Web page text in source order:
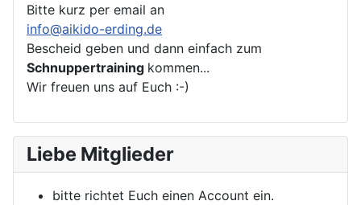
Bitte kurz per email an
info@aikido-erding.de
Bescheid geben und dann einfach zum
Schnuppertraining kommen...
Wir freuen uns auf Euch :-)
Liebe Mitglieder
bitte richtet Euch einen Account ein.